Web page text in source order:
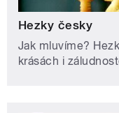
Hezky česky
Jak mluvíme?
krásách i